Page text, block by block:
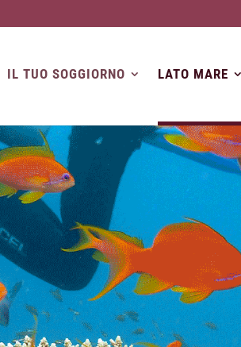
IL TUO SOGGIORNO LATO MARE